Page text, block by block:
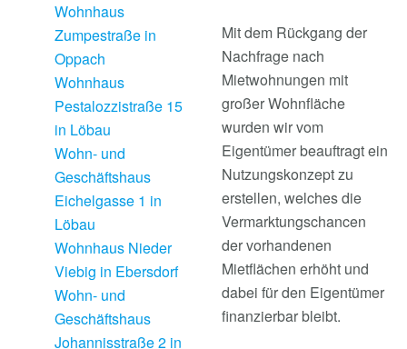
Wohnhaus
Zumpestraße in
Oppach
Wohnhaus
Pestalozzistraße 15
in Löbau
Wohn- und
Geschäftshaus
Eichelgasse 1 in
Löbau
Wohnhaus Nieder
Viebig in Ebersdorf
Wohn- und
Geschäftshaus
Johannisstraße 2 in
Mit dem Rückgang der
Nachfrage nach
Mietwohnungen mit
großer Wohnfläche
wurden wir vom
Eigentümer beauftragt ein
Nutzungskonzept zu
erstellen, welches die
Vermarktungschancen
der vorhandenen
Mietflächen erhöht und
dabei für den Eigentümer
finanzierbar bleibt.